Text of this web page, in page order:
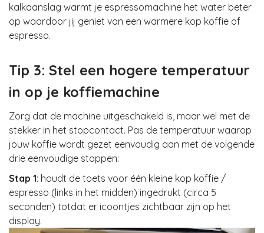
kalkaanslag warmt je espressomachine het water beter
op waardoor jij geniet van een warmere kop koffie of
espresso.
Tip 3: Stel een hogere temperatuur
in op je koffiemachine
Zorg dat de machine uitgeschakeld is, maar wel met de
stekker in het stopcontact. Pas de temperatuur waarop
jouw koffie wordt gezet eenvoudig aan met de volgende
drie eenvoudige stappen:
Stap 1: houdt de toets voor één kleine kop koffie /
espresso (links in het midden) ingedrukt (circa 5
seconden) totdat er icoontjes zichtbaar zijn op het
display.